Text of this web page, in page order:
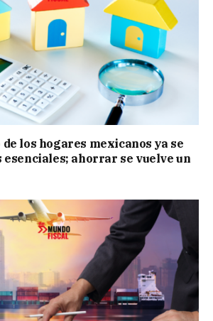
los hogares mexicanos ya se
esenciales; ahorrar se vuelve un